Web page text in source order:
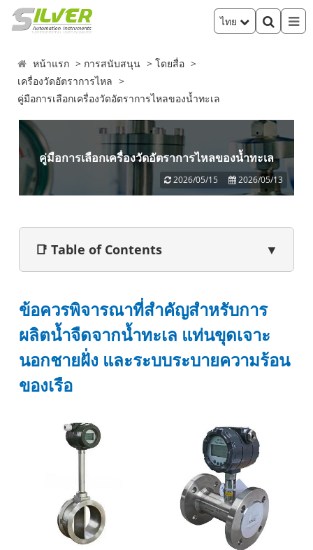
ไทย
หน้าแรก การสนับสนุน
โดยสื่อ
เครื่องวัดอัตราการไหล
คู่มือการเลือกเครื่องวัดอัตราการไหลของน้ำทะเล
คู่มือการเลือกเครื่องวัดอัตราการไหลของน้ำทะเล
2026/05/15 2026/05/13
📑 Table of Contents ▼
ข้อควรพิจารณาที่สำคัญสำหรับการ
ผลิตน้ำจืดจากน้ำทะเล แท่นขุดเจาะ
นอกชายฝั่ง และระบบระบายความร้อน
ของเรือ